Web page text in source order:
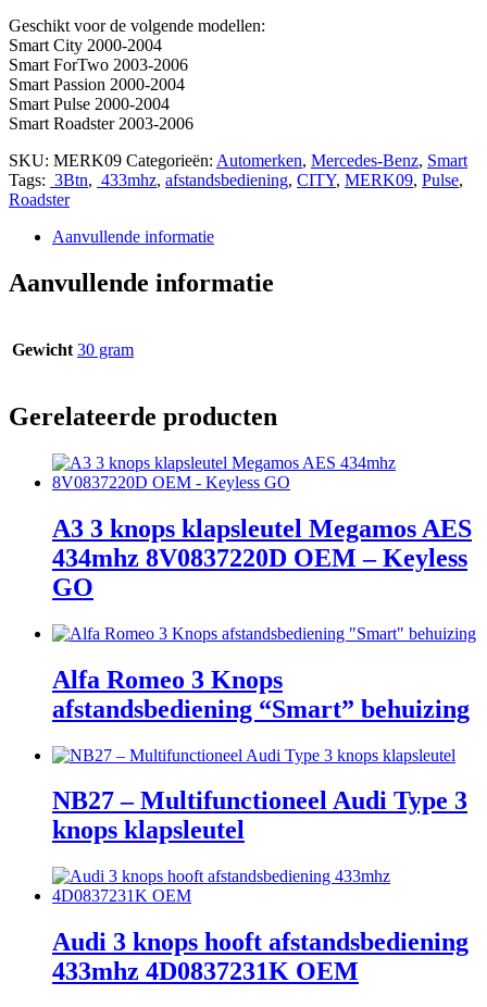
Geschikt voor de volgende modellen:
Smart City 2000-2004
Smart ForTwo 2003-2006
Smart Passion 2000-2004
Smart Pulse 2000-2004
Smart Roadster 2003-2006
SKU: MERK09 Categorieën: Automerken, Mercedes-Benz, Smart
Tags: 3Btn, 433mhz, afstandsbediening, CITY, MERK09, Pulse,
Roadster
Aanvullende informatie
Aanvullende informatie
Gewicht 30 gram
Gerelateerde producten
A3 3 knops klapsleutel Megamos AES
434mhz 8V0837220D OEM – Keyless
GO
Alfa Romeo 3 Knops
afstandsbediening “Smart” behuizing
NB27 – Multifunctioneel Audi Type 3
knops klapsleutel
Audi 3 knops hooft afstandsbediening
433mhz 4D0837231K OEM